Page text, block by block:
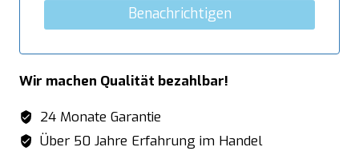
Benachrichtigen
Wir machen Qualität bezahlbar!
24 Monate Garantie
Über 50 Jahre Erfahrung im Handel